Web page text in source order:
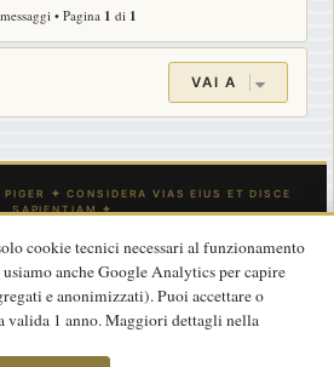
• Pagina 1 di 1
VAI A
Tutti gli orari sonoUTC
® Forum Software © phpBB Limited
cookie tecnici necessari al funzionamento
anche Google Analytics per capire
e anonimizzati). Puoi accettare o
1 anno. Maggiori dettagli nella